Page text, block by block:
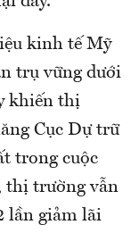
kinh tế Mỹ
trụ vững dưới
khiến thị
Cục Dự trữ
trong cuộc
thị trường vẫn
lần giảm lãi